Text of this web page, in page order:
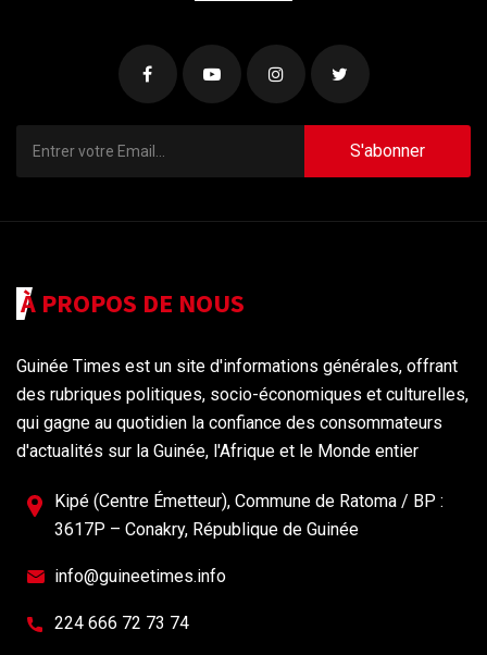
S'abonner
À PROPOS DE NOUS
Guinée Times est un site d'informations générales, offrant
des rubriques politiques, socio-économiques et culturelles,
qui gagne au quotidien la confiance des consommateurs
d'actualités sur la Guinée, l'Afrique et le Monde entier
Kipé (Centre Émetteur), Commune de Ratoma / BP :
3617P – Conakry, République de Guinée
info@guineetimes.info
224 666 72 73 74